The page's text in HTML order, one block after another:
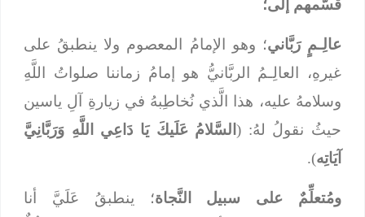
قَسَّمهم إلى؛
عالِـمٍ رَبَّاني؛ وهو الإمامُ المعصوم ولا ينطبقُ على
غيرهِ، العالِـمُ الربَّانيُّ هو إمامُ زماننا صلواتُ اللَّهِ
وسلامهُ عليه، هذا الَّذي نُخاطِبهُ في زيارةِ آلِ ياسين
حيثُ نقولُ لهُ: ( السَّلامُ عَلَيكَ يَا دَاعِي اللَّهِ وَرَبَّانِيَّ
آيَاتِه).
ومُتعلِّمٌ على سبيل النَّجاة؛ ينطبقُ عَلَيَّ أنا